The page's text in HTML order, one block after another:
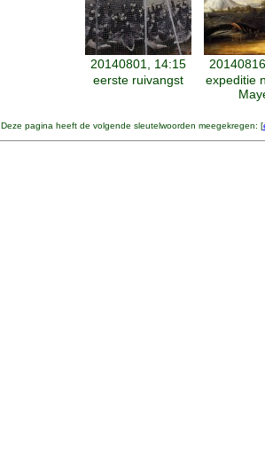
20140801, 14:15
eerste ruivangst
expeditie
Deze pagina heeft de volgende sleutelwoorden meegekregen: [